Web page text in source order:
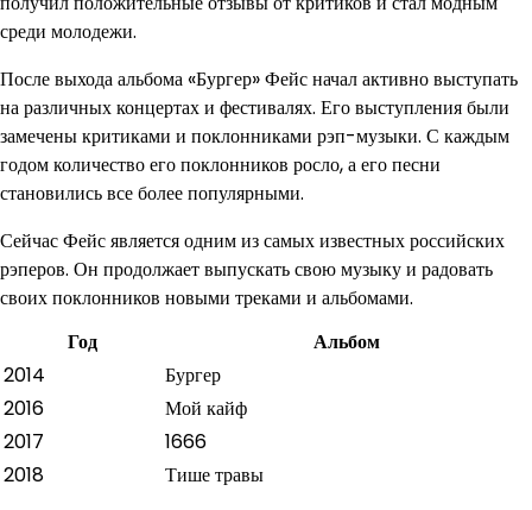
среди молодежи.
После выхода альбома «Бургер» Фейс начал активно выступать
на различных концертах и фестивалях. Его выступления были
замечены критиками и поклонниками рэп-музыки. С каждым
годом количество его поклонников росло, а его песни
становились все более популярными.
Сейчас Фейс является одним из самых известных российских
рэперов. Он продолжает выпускать свою музыку и радовать
своих поклонников новыми треками и альбомами.
Год
Альбом
2014
Бургер
2016
Мой кайф
2017
1666
2018
Тише травы